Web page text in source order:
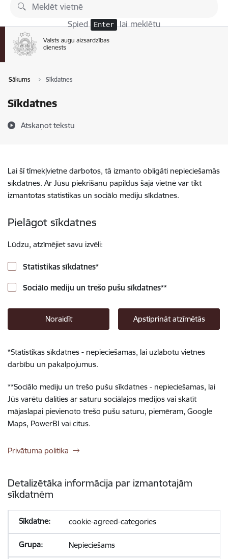
Pāriet uz lapas saturu
Spied Enter lai meklētu
Sākums Sīkdatnes
Sīkdatnes
Atskaņot tekstu
Lai šī tīmekļvietne darbotos, tā izmanto obligāti nepieciešamās
sīkdatnes. Ar Jūsu piekrišanu papildus šajā vietnē var tikt
izmantotas statistikas un sociālo mediju sīkdatnes.
Pielāgot sīkdatnes
Lūdzu, atzīmējiet savu izvēli:
Statistikas sīkdatnes*
Sociālo mediju un trešo pušu sīkdatnes**
Noraidīt Apstiprināt atzīmētās
*Statistikas sīkdatnes - nepieciešamas, lai uzlabotu vietnes
darbību un pakalpojumus.
**Sociālo mediju un trešo pušu sīkdatnes - nepieciešamas, lai
Jūs varētu dalīties ar saturu sociālajos medijos vai skatīt
mājaslapai pievienoto trešo pušu saturu, piemēram, Google
Maps, PowerBI vai citus.
Privātuma politika
Detalizētāka informācija par izmantotajām
sīkdatnēm
cookie-agreed-categories
Nepieciešams